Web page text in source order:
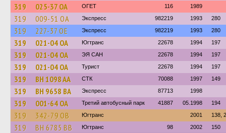
319 025-37 ОА ОГЕТ 116 1989
319 009-51 ОА Экспресс 982219 1993 280
319 227-37 ОЕ Экспресс 982219 1993 280
319 021-04 ОА Югтранс 22678 1994 197
319 021-04 ОА ЭЯ САН 22678 1994 197
319 021-04 ОА Турист 22678 1994 197
319 BH 1098 AA СТК 70088 1997 149
319 BH 9658 BA Экспресс 87713 1998
319 001-64 ОА Третий автобусный парк 41887 05.1998 194
319 342-79 ОВ Югтранс 2001 138,
319 BH 6785 BB Югтранс 98 2002 150